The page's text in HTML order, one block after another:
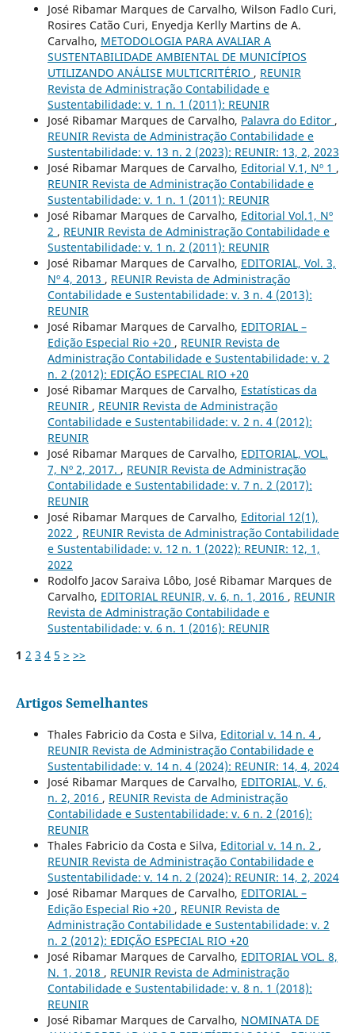
José Ribamar Marques de Carvalho, Wilson Fadlo Curi,
Rosires Catão Curi, Enyedja Kerlly Martins de A.
Carvalho, METODOLOGIA PARA AVALIAR A
SUSTENTABILIDADE AMBIENTAL DE MUNICÍPIOS
UTILIZANDO ANÁLISE MULTICRITÉRIO , REUNIR
Revista de Administração Contabilidade e
Sustentabilidade: v. 1 n. 1 (2011): REUNIR
José Ribamar Marques de Carvalho, Palavra do Editor ,
REUNIR Revista de Administração Contabilidade e
Sustentabilidade: v. 13 n. 2 (2023): REUNIR: 13, 2, 2023
José Ribamar Marques de Carvalho, Editorial V.1, Nº 1 ,
REUNIR Revista de Administração Contabilidade e
Sustentabilidade: v. 1 n. 1 (2011): REUNIR
José Ribamar Marques de Carvalho, Editorial Vol.1, Nº
2 , REUNIR Revista de Administração Contabilidade e
Sustentabilidade: v. 1 n. 2 (2011): REUNIR
José Ribamar Marques de Carvalho, EDITORIAL, Vol. 3,
Nº 4, 2013 , REUNIR Revista de Administração
Contabilidade e Sustentabilidade: v. 3 n. 4 (2013):
REUNIR
José Ribamar Marques de Carvalho, EDITORIAL –
Edição Especial Rio +20 , REUNIR Revista de
Administração Contabilidade e Sustentabilidade: v. 2
n. 2 (2012): EDIÇÃO ESPECIAL RIO +20
José Ribamar Marques de Carvalho, Estatísticas da
REUNIR , REUNIR Revista de Administração
Contabilidade e Sustentabilidade: v. 2 n. 4 (2012):
REUNIR
José Ribamar Marques de Carvalho, EDITORIAL, VOL.
7, Nº 2, 2017. , REUNIR Revista de Administração
Contabilidade e Sustentabilidade: v. 7 n. 2 (2017):
REUNIR
José Ribamar Marques de Carvalho, Editorial 12(1),
2022 , REUNIR Revista de Administração Contabilidade
e Sustentabilidade: v. 12 n. 1 (2022): REUNIR: 12, 1,
2022
Rodolfo Jacov Saraiva Lôbo, José Ribamar Marques de
Carvalho, EDITORIAL REUNIR, v. 6, n. 1, 2016 , REUNIR
Revista de Administração Contabilidade e
Sustentabilidade: v. 6 n. 1 (2016): REUNIR
1 2 3 4 5 > >>
Artigos Semelhantes
Thales Fabricio da Costa e Silva, Editorial v. 14 n. 4 ,
REUNIR Revista de Administração Contabilidade e
Sustentabilidade: v. 14 n. 4 (2024): REUNIR: 14, 4, 2024
José Ribamar Marques de Carvalho, EDITORIAL, V. 6,
n. 2, 2016 , REUNIR Revista de Administração
Contabilidade e Sustentabilidade: v. 6 n. 2 (2016):
REUNIR
Thales Fabricio da Costa e Silva, Editorial v. 14 n. 2 ,
REUNIR Revista de Administração Contabilidade e
Sustentabilidade: v. 14 n. 2 (2024): REUNIR: 14, 2, 2024
José Ribamar Marques de Carvalho, EDITORIAL –
Edição Especial Rio +20 , REUNIR Revista de
Administração Contabilidade e Sustentabilidade: v. 2
n. 2 (2012): EDIÇÃO ESPECIAL RIO +20
José Ribamar Marques de Carvalho, EDITORIAL VOL. 8,
N. 1, 2018 , REUNIR Revista de Administração
Contabilidade e Sustentabilidade: v. 8 n. 1 (2018):
REUNIR
José Ribamar Marques de Carvalho, NOMINATA DE